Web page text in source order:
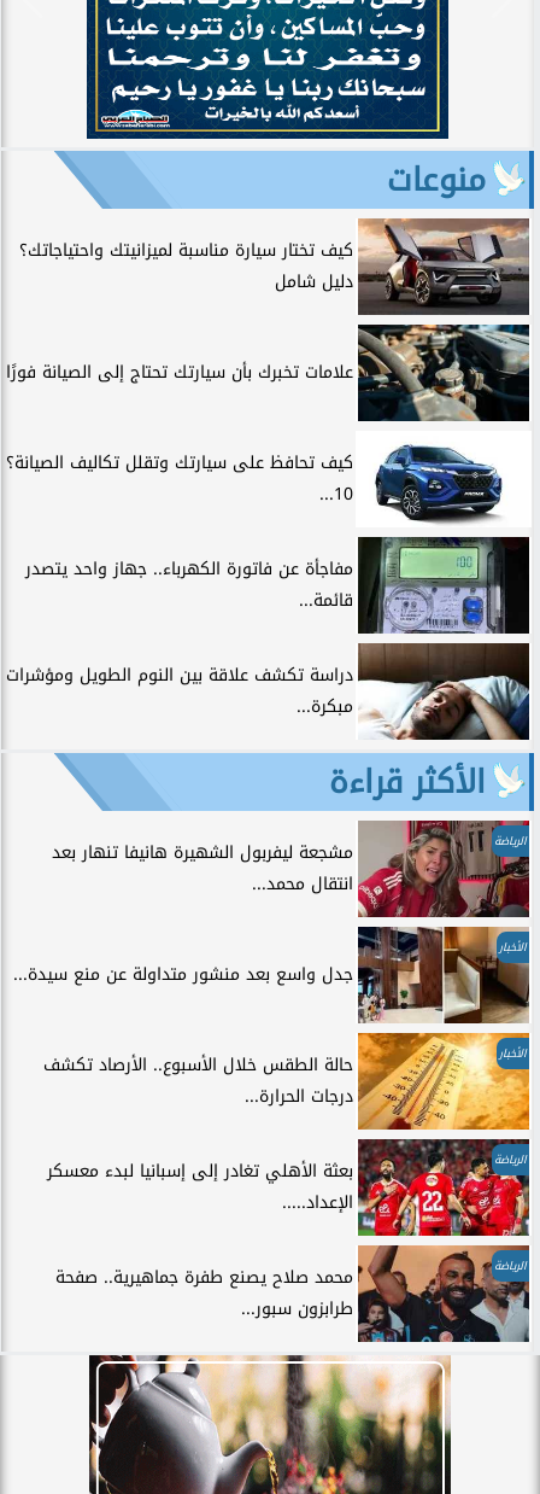
منوعات
كيف تختار سيارة مناسبة لميزانيتك واحتياجاتك؟
دليل شامل
علامات تخبرك بأن سيارتك تحتاج إلى الصيانة فورًا
كيف تحافظ على سيارتك وتقلل تكاليف الصيانة؟
10...
مفاجأة عن فاتورة الكهرباء.. جهاز واحد يتصدر
قائمة...
دراسة تكشف علاقة بين النوم الطويل ومؤشرات
مبكرة...
الأكثر قراءة
الرياضة
مشجعة ليفربول الشهيرة هانيفا تنهار بعد
انتقال محمد...
الأخبار
جدل واسع بعد منشور متداولة عن منع سيدة...
الأخبار
حالة الطقس خلال الأسبوع.. الأرصاد تكشف
درجات الحرارة...
الرياضة
بعثة الأهلي تغادر إلى إسبانيا لبدء معسكر
الإعداد.....
الرياضة
محمد صلاح يصنع طفرة جماهيرية.. صفحة
طرابزون سبور...